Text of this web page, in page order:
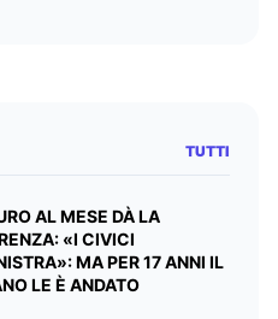
TUTTI
AL MESE DÀ LA
«I CIVICI
MA PER 17 ANNI IL
LE È ANDATO